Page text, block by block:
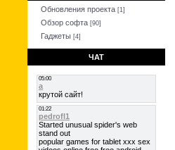
Обновления проекта [1]
Обзор софта [90]
Гаджеты [4]
ЧАТ